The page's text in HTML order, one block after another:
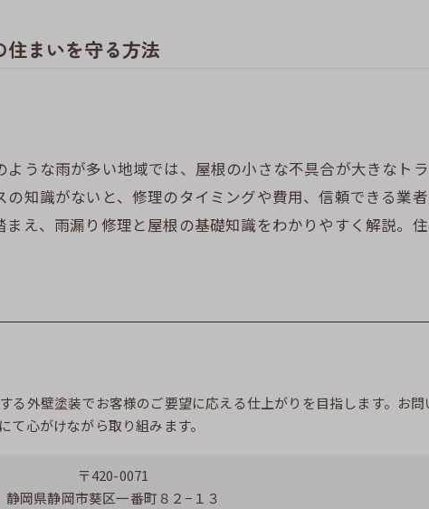
まいを守る方法
うな雨が多い地域では、屋根の小さな不具合が大きなト
知識がないと、修理のタイミングや費用、信頼できる業
え、雨漏り修理と屋根の基礎知識をわかりやすく解説。
る外壁塗装でお客様のご要望に応える仕上がりを目指します。お
て心がけながら取り組みます。
〒420-0071
静岡県静岡市葵区一番町８２−１３